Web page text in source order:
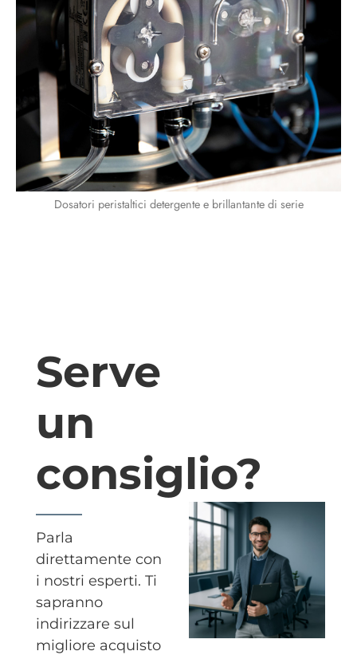
Dosatori peristaltici detergente e brillantante di serie
Serve
un
consiglio?
Parla
direttamente con
i nostri esperti. Ti
sapranno
indirizzare sul
migliore acquisto